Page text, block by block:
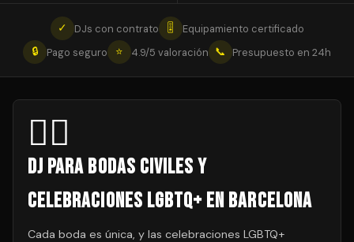
✓ DJs con contrato 🎚
Equipamiento certificado
🔒
Pago seguro ⭐ 4.9/5 valoración 📞 Presupuesto en 24h
🏳️‍🌈
DJ para Bodas Civiles y
Celebraciones LGBTQ+ en Barcelona
Cada boda es única, y las celebraciones LGBTQ+